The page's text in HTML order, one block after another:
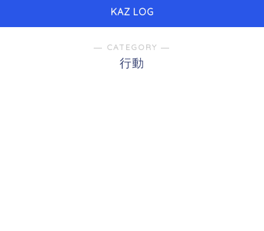
KAZ LOG
― CATEGORY ―
行動